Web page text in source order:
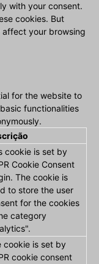
with your consent.
cookies. But
your browsing
for the website to
functionalities
cookie is set by
Cookie Consent
The cookie is
to store the user
for the cookies
category
cookie is set by
cookie consent